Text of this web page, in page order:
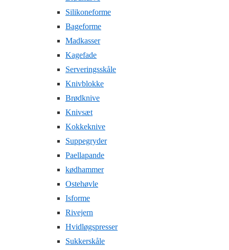
Silikoneforme
Bageforme
Madkasser
Kagefade
Serveringsskåle
Knivblokke
Brødknive
Knivsæt
Kokkeknive
Suppegryder
Paellapande
kødhammer
Ostehøvle
Isforme
Rivejern
Hvidløgspresser
Sukkerskåle